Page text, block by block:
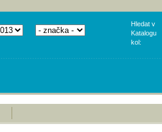
Hledat v
Katalogu
kol: